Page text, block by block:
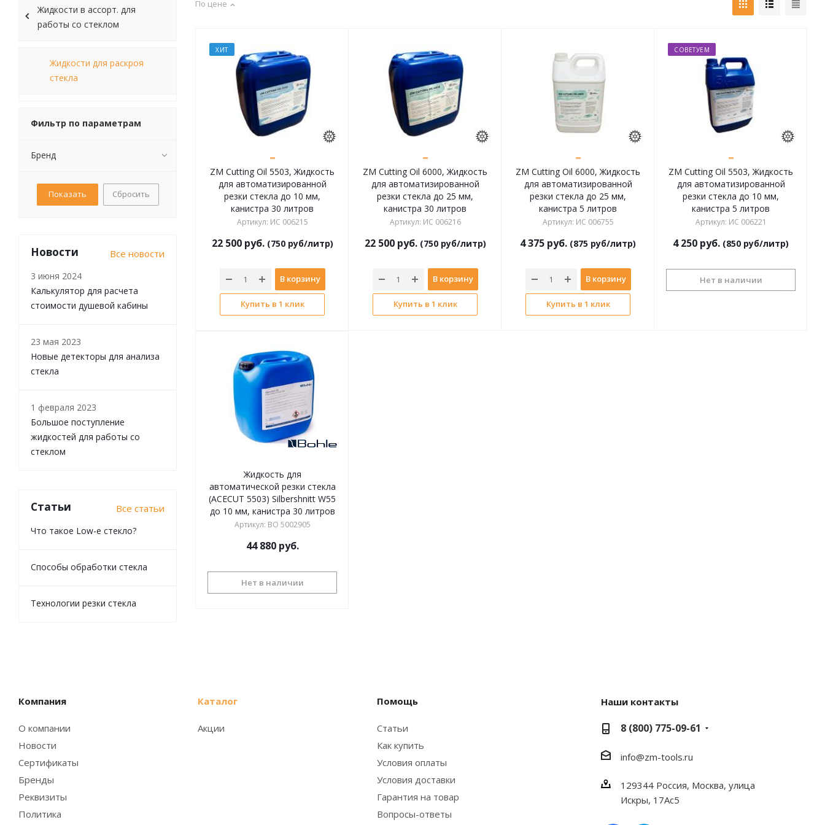
По цене
ХИТ
ZM Cutting Oil 5503, Жидкость
для автоматизированной
резки стекла до 10 мм,
канистра 30 литров
Артикул: ИС 006215
22 500 руб. (750 руб/литр)
В корзину
Купить в 1 клик
ZM Cutting Oil 6000, Жидкость
для автоматизированной
резки стекла до 25 мм,
канистра 30 литров
Артикул: ИС 006216
22 500 руб. (750 руб/литр)
В корзину
Купить в 1 клик
ZM Cutting Oil 6000, Жидкость
для автоматизированной
резки стекла до 25 мм,
канистра 5 литров
Артикул: ИС 006755
4 375 руб. (875 руб/литр)
В корзину
Купить в 1 клик
СОВЕТУЕМ
ZM Cutting Oil 5503, Жидкость
для автоматизированной
резки стекла до 10 мм,
канистра 5 литров
Артикул: ИС 006221
4 250 руб. (850 руб/литр)
Нет в наличии
Жидкость для
автоматической резки стекла
(ACECUT 5503) Silbershnitt W55
до 10 мм, канистра 30 литров
Артикул: BO 5002905
44 880руб.
Нет в наличии
Жидкости в ассорт. для
работы со стеклом
Жидкости для раскроя
стекла
Фильтр по параметрам
Бренд
Сбросить
Новости Все новости
3 июня 2024
Калькулятор для расчета
стоимости душевой кабины
23 мая 2023
Новые детекторы для анализа
стекла
1 февраля 2023
Большое поступление
жидкостей для работы со
стеклом
Статьи Все статьи
Что такое Low-e стекло?
Способы обработки стекла
Технологии резки стекла
Компания
О компании
Новости
Сертификаты
Бренды
Реквизиты
Политика
Каталог
Акции
Помощь
Статьи
Как купить
Условия оплаты
Условия доставки
Гарантия на товар
Вопросы-ответы
Наши контакты
8 (800) 775-09-61
info@zm-tools.ru
129344 Россия, Москва, улица
Искры, 17Ас5